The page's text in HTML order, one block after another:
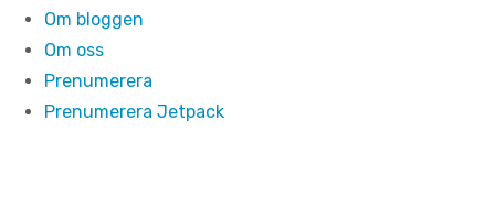
Om bloggen
Om oss
Prenumerera
Prenumerera Jetpack